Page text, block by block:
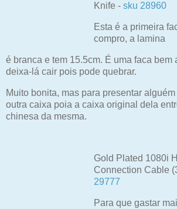
Knife - sku 28960
Esta é a primeira
compro, a lamina
é branca e tem 15.5cm. É uma faca bem
deixa-lá cair pois pode quebrar.
Muito bonita, mas para presentar
outra caixa poia a caixa original dela
chinesa da mesma.
Gold Plated 1080i
Connection Cable
29777
Para que gastar